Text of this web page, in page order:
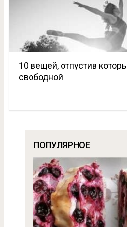
10 вещей, отпустив
свободной
ПОПУЛЯРНОЕ